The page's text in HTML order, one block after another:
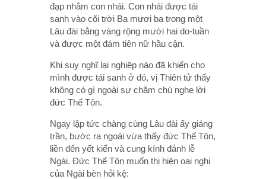
đạp nhằm con nhái. Con nhái được tái
sanh vào cõi trời Ba mươi ba trong một
Lâu đài bằng vàng rộng mười hai do-tuần
và được một đám tiên nữ hầu cận.
Khi suy nghĩ lại nghiệp nào đã khiến cho
mình được tái sanh ở đó, vị Thiên tử thấy
không có gì ngoài sự chăm chú nghe lời
đức Thế Tôn.
Ngay lập tức chàng cùng Lâu đài ấy giáng
trần, bước ra ngoài vừa thấy đức Thế Tôn,
liền đến yết kiến và cung kính đảnh lễ
Ngài. Ðức Thế Tôn muốn thị hiện oai nghi
của Ngài bèn hỏi kệ: